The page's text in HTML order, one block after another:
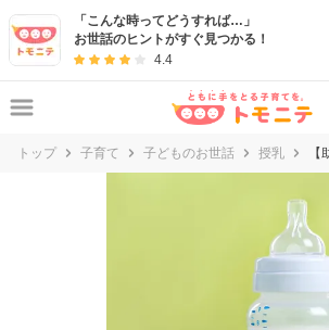
「こんな時ってどうすれば…」
お世話のヒントがすぐ見つかる！
4.4
トップ 子育て 子どものお世話 授乳
妊娠・出産・子育て情報サイト | トモニテ